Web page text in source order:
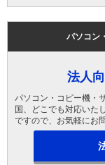
パソコン
法人
パソコン・コピー機・
国、どこでも対応いた
ですので、お気軽にお